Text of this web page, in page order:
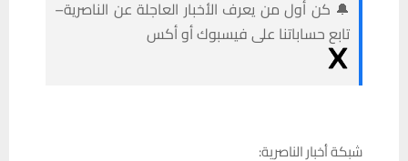
🔔 كن أول من يعرف الأخبار العاجلة عن الناصرية–
تابع حساباتنا على فيسبوك أو أكس
شبكة أخبار الناصرية: